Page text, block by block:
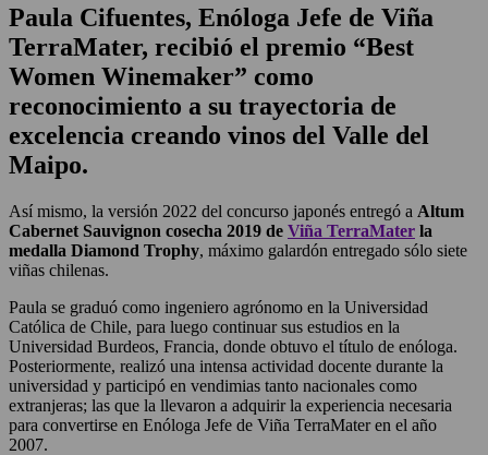
Paula Cifuentes, Enóloga Jefe de Viña
TerraMater, recibió el premio “Best
Women Winemaker” como
reconocimiento a su trayectoria de
excelencia creando vinos del Valle del
Maipo.
Así mismo, la versión 2022 del concurso japonés entregó a Altum
Cabernet Sauvignon cosecha 2019 de Viña TerraMater la
medalla Diamond Trophy, máximo galardón entregado sólo siete
viñas chilenas.
Paula se graduó como ingeniero agrónomo en la Universidad
Católica de Chile, para luego continuar sus estudios en la
Universidad Burdeos, Francia, donde obtuvo el título de enóloga.
Posteriormente, realizó una intensa actividad docente durante la
universidad y participó en vendimias tanto nacionales como
extranjeras; las que la llevaron a adquirir la experiencia necesaria
para convertirse en Enóloga Jefe de Viña TerraMater en el año
2007.